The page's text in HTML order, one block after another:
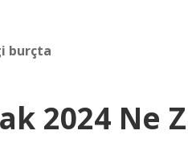
burçta
2024 Ne